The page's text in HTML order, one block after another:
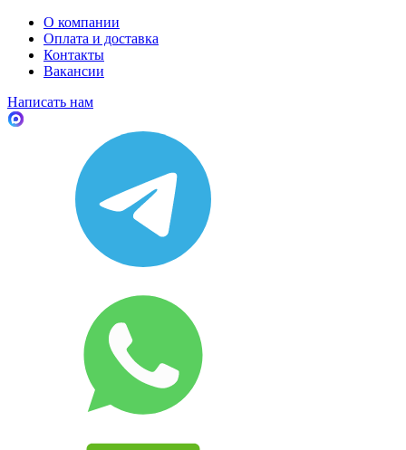
О компании
Оплата и доставка
Контакты
Вакансии
Написать нам